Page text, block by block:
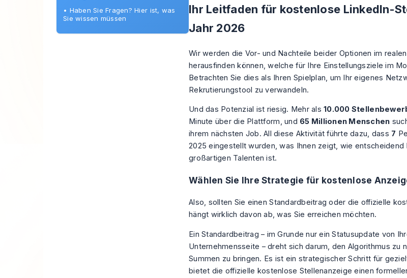
• Haben Sie Fragen? Hier ist, was
Sie wissen müssen
Ihr Leitfaden für kostenlose LinkedIn-
Jahr 2026
Wir werden die Vor- und Nachteile beider Optionen im
herausfinden können, welche für Ihre Einstellungsziele im
Betrachten Sie dies als Ihren Spielplan, um Ihr eigenes
Rekrutierungstool zu verwandeln.
Und das Potenzial ist riesig. Mehr als10.000
Minute über die Plattform, und 65 Millionen Menschen
ihrem nächsten Job. All diese Aktivität führte dazu, dass 7
2025 eingestellt wurden, was Ihnen zeigt, wie entscheidend
großartigen Talenten ist.
Wählen Sie Ihre Strategie für kostenlose
Also, sollten Sie einen Standardbeitrag oder die offizielle
hängt wirklich davon ab, was Sie erreichen möchten.
Ein Standardbeitrag – im Grunde nur ein Statusupdate von
Unternehmensseite – dreht sich darum, den Algorithmus zu
Summen zu bringen. Es ist ein strategischer Schritt für
bietet die offizielle kostenlose Stellenanzeige einen